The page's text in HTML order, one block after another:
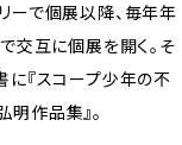
ーで個展以降、毎年年
交互に個展を開く。そ
に『スコープ少年の不
明作品集』。